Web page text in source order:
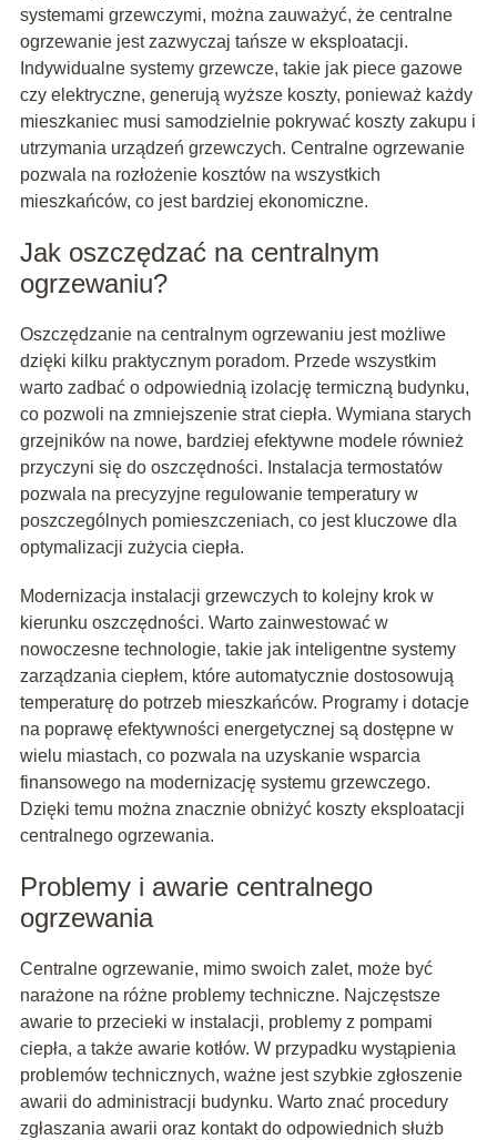
systemami grzewczymi, można zauważyć, że centralne
ogrzewanie jest zazwyczaj tańsze w eksploatacji.
Indywidualne systemy grzewcze, takie jak piece gazowe
czy elektryczne, generują wyższe koszty, ponieważ każdy
mieszkaniec musi samodzielnie pokrywać koszty zakupu i
utrzymania urządzeń grzewczych. Centralne ogrzewanie
pozwala na rozłożenie kosztów na wszystkich
mieszkańców, co jest bardziej ekonomiczne.
Jak oszczędzać na centralnym
ogrzewaniu?
Oszczędzanie na centralnym ogrzewaniu jest możliwe
dzięki kilku praktycznym poradom. Przede wszystkim
warto zadbać o odpowiednią izolację termiczną budynku,
co pozwoli na zmniejszenie strat ciepła. Wymiana starych
grzejników na nowe, bardziej efektywne modele również
przyczyni się do oszczędności. Instalacja termostatów
pozwala na precyzyjne regulowanie temperatury w
poszczególnych pomieszczeniach, co jest kluczowe dla
optymalizacji zużycia ciepła.
Modernizacja instalacji grzewczych to kolejny krok w
kierunku oszczędności. Warto zainwestować w
nowoczesne technologie, takie jak inteligentne systemy
zarządzania ciepłem, które automatycznie dostosowują
temperaturę do potrzeb mieszkańców. Programy i dotacje
na poprawę efektywności energetycznej są dostępne w
wielu miastach, co pozwala na uzyskanie wsparcia
finansowego na modernizację systemu grzewczego.
Dzięki temu można znacznie obniżyć koszty eksploatacji
centralnego ogrzewania.
Problemy i awarie centralnego
ogrzewania
Centralne ogrzewanie, mimo swoich zalet, może być
narażone na różne problemy techniczne. Najczęstsze
awarie to przecieki w instalacji, problemy z pompami
ciepła, a także awarie kotłów. W przypadku wystąpienia
problemów technicznych, ważne jest szybkie zgłoszenie
awarii do administracji budynku. Warto znać procedury
zgłaszania awarii oraz kontakt do odpowiednich służb